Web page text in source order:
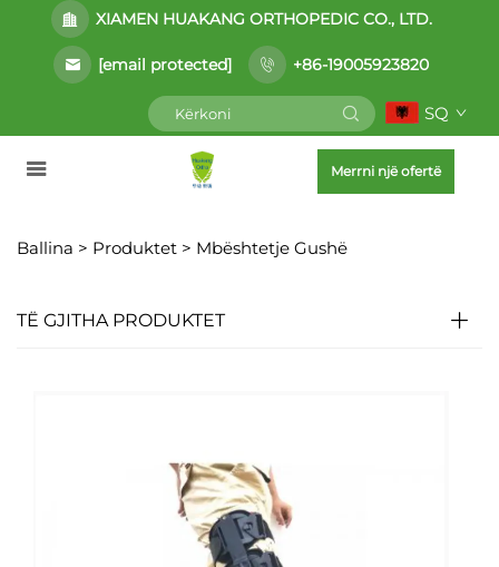
XIAMEN HUAKANG ORTHOPEDIC CO., LTD.
[email protected] +86-19005923820
SQ
Merrni një ofertë
Ballina > Produktet > Mbështetje Gushë
TË GJITHA PRODUKTET